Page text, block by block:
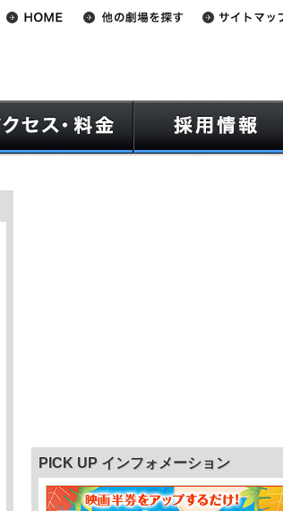
PICK UP インフォメーション